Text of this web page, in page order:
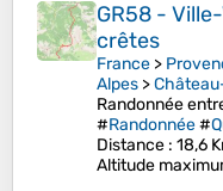
GR58 -
crêtes
France >
Alpes >
Randonnée
#Randonnée#
Distance : 18,6
Altitude